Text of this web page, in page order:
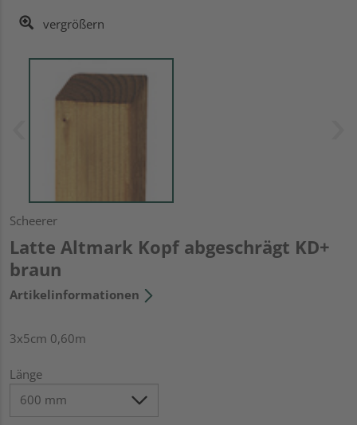
vergrößern
Scheerer
Latte Altmark Kopf abgeschrägt KD+
braun
Artikelinformationen
3x5cm 0,60m
Länge